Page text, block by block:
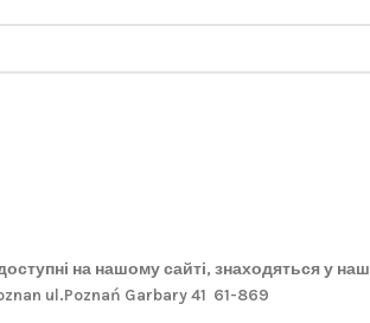
доступні на нашому сайті, знаходяться у
ul.Poznań Garbary 41 61-869